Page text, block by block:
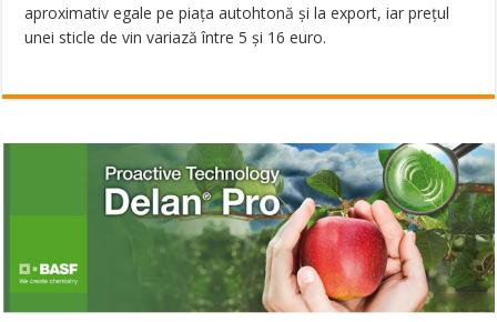
aproximativ egale pe piața autohtonă și la export, iar prețul
unei sticle de vin variază între 5 și 16 euro.